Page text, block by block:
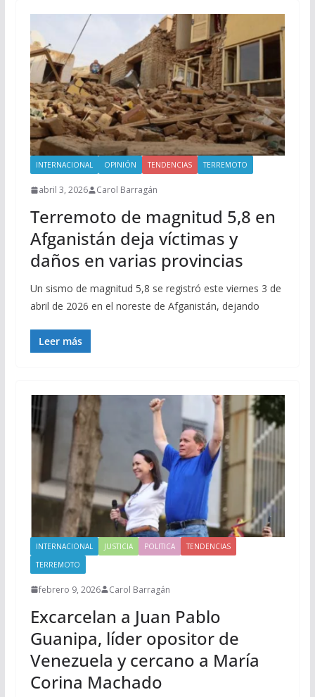
INTERNACIONAL OPINIÓN TENDENCIAS TERREMOTO
abril 3, 2026 Carol Barragán
Terremoto de magnitud 5,8 en
Afganistán deja víctimas y
daños en varias provincias
Un sismo de magnitud 5,8 se registró este viernes 3 de
abril de 2026 en el noreste de Afganistán, dejando
Leer más
INTERNACIONAL JUSTICIA POLITICA
TENDENCIAS
TERREMOTO
febrero 9, 2026 Carol Barragán
Excarcelan a Juan Pablo
Guanipa, líder opositor de
Venezuela y cercano a María
Corina Machado